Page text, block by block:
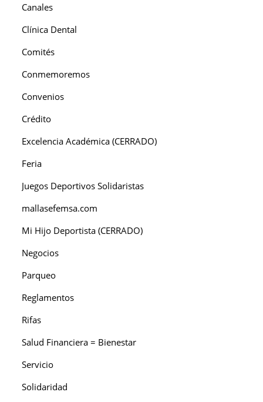
Canales
Clínica Dental
Comités
Conmemoremos
Convenios
Crédito
Excelencia Académica (CERRADO)
Feria
Juegos Deportivos Solidaristas
mallasefemsa.com
Mi Hijo Deportista (CERRADO)
Negocios
Parqueo
Reglamentos
Rifas
Salud Financiera = Bienestar
Servicio
Solidaridad